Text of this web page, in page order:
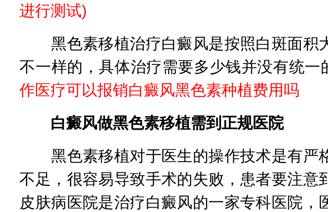
进行测试)
黑色素移植治疗白癜风是按照白斑面积
不一样的，具体治疗需要多少钱并没有统一
作医疗可以报销白癜风黑色素种植费用吗
白癜风做黑色素移植需到正规医院
黑色素移植对于医生的操作技术是有严
不足，很容易导致手术的失败，患者要注
皮肤病医院是治疗白癜风的一家专科医院